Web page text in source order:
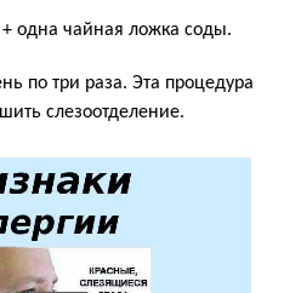
одна чайная ложка соды.
по три раза. Эта процедура
слезоотделение.